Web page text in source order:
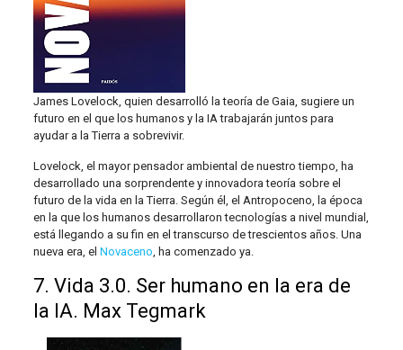
James Lovelock, quien desarrolló la teoría de Gaia, sugiere un
futuro en el que los humanos y la IA trabajarán juntos para
ayudar a la Tierra a sobrevivir.
Lovelock, el mayor pensador ambiental de nuestro tiempo, ha
desarrollado una sorprendente y innovadora teoría sobre el
futuro de la vida en la Tierra. Según él, el Antropoceno, la época
en la que los humanos desarrollaron tecnologías a nivel mundial,
está llegando a su fin en el transcurso de trescientos años. Una
nueva era, el Novaceno , ha comenzado ya.
7. Vida 3.0. Ser humano en la era de
la IA. Max Tegmark